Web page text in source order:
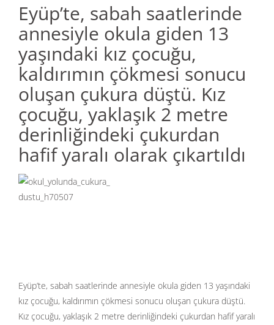
Eyüp’te, sabah saatlerinde
annesiyle okula giden 13
yaşındaki kız çocuğu,
kaldırımın çökmesi sonucu
oluşan çukura düştü. Kız
çocuğu, yaklaşık 2 metre
derinliğindeki çukurdan
hafif yaralı olarak çıkartıldı
Eyüp’te, sabah saatlerinde annesiyle okula giden 13 yaşındaki
kız çocuğu, kaldırımın çökmesi sonucu oluşan çukura düştü.
Kız çocuğu, yaklaşık 2 metre derinliğindeki çukurdan hafif yaralı